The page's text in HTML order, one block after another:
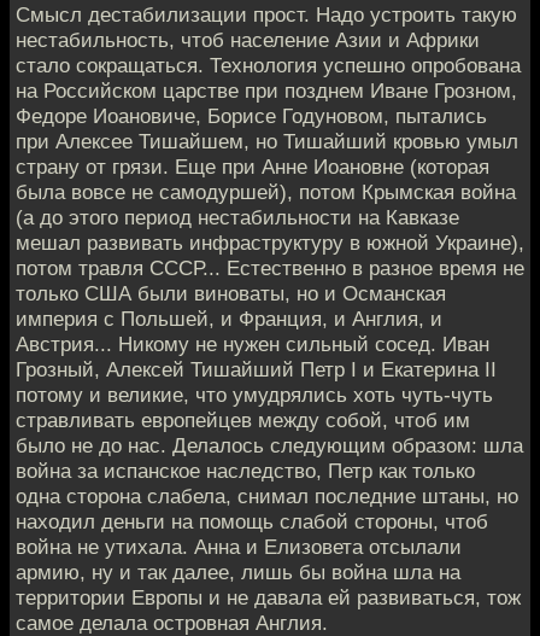
Смысл дестабилизации прост. Надо устроить такую
нестабильность, чтоб население Азии и Африки
стало сокращаться. Технология успешно опробована
на Российском царстве при позднем Иване Грозном,
Федоре Иоановиче, Борисе Годуновом, пытались
при Алексее Тишайшем, но Тишайший кровью умыл
страну от грязи. Еще при Анне Иоановне (которая
была вовсе не самодуршей), потом Крымская война
(а до этого период нестабильности на Кавказе
мешал развивать инфраструктуру в южной Украине),
потом травля СССР... Естественно в разное время не
только США были виноваты, но и Османская
империя с Польшей, и Франция, и Англия, и
Австрия... Никому не нужен сильный сосед. Иван
Грозный, Алексей Тишайший Петр I и Екатерина II
потому и великие, что умудрялись хоть чуть-чуть
стравливать европейцев между собой, чтоб им
было не до нас. Делалось следующим образом: шла
война за испанское наследство, Петр как только
одна сторона слабела, снимал последние штаны, но
находил деньги на помощь слабой стороны, чтоб
война не утихала. Анна и Елизовета отсылали
армию, ну и так далее, лишь бы война шла на
территории Европы и не давала ей развиваться, тож
самое делала островная Англия.